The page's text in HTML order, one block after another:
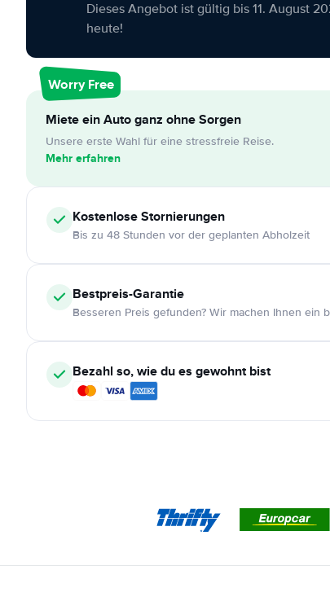
Dieses Angebot ist gültig bis 11. August
heute!
Worry Free
Miete ein Auto ganz ohne Sorgen
Unsere erste Wahl für eine stressfreie Reise.
Mehr erfahren
KostenloseStornierungen
Bis zu 48 Stunden vor der geplanten Abholzeit
Bestpreis-Garantie
Besseren Preis gefunden? Wir machen Ihnen ein
Bezahl so, wie du es gewohnt bist